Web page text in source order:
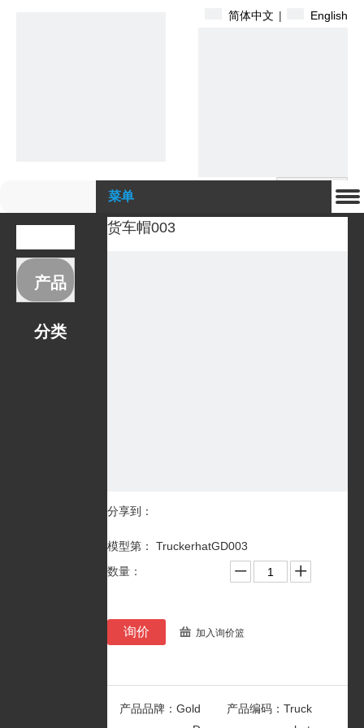
简体中文 | English
菜单
产品
分类
货车帽003
分享到：
模型第： TruckerhatGD003
数量：
询价 加入询价篮
产品品牌： Gold
产品编码：Truck